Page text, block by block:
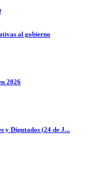
al gobierno
2026
y Diputados (24 de J...